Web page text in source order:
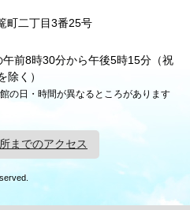
町二丁目3番25号
前8時30分から午後5時15分（祝
除く）
の日・時間が異なるところがあります
までのアクセス